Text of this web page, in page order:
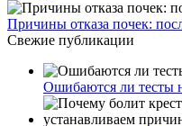
Причины отказа почек:
Свежие публикации
Ошибаются ли тесты